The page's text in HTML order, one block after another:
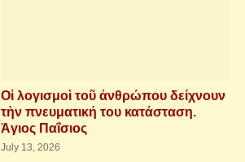
Οἱ λογισμοὶ τοῦ ἀνθρώπου δείχνουν
τὴν πνευματική του κατάσταση.
Ἁγιος Παΐσιος
July 13, 2026